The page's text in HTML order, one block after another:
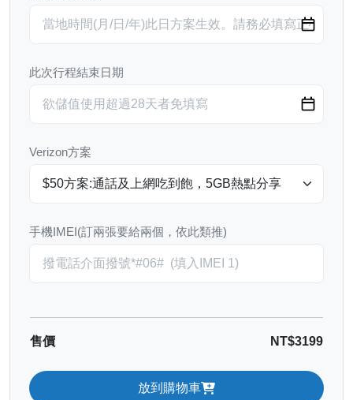
此次行程結束日期
Verizon方案
手機IMEI(訂兩張要給兩個，依此類推)
售價 NT$3199
放到購物車